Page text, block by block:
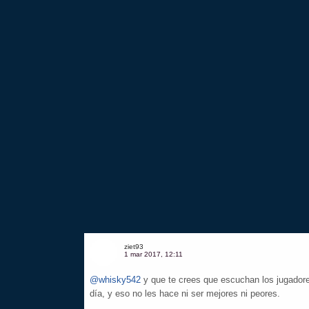
ziet93
1 mar 2017, 12:11
@whisky542 y que te crees que escuchan los
día, y eso no les hace ni ser mejores ni peores.